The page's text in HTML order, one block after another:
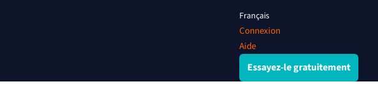
Français
Connexion
Aide
Essayez-le gratuitement